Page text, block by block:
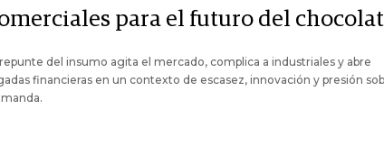
para el futuro del
del insumo agita el mercado, complica a industriales y abre
financieras en un contexto de escasez, innovación y presión